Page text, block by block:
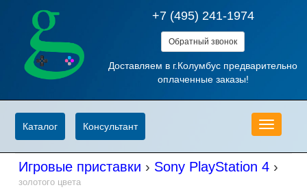
+7 (495) 241-1974
Обратный звонок
Доставляем в г.Колумбус предварительно
оплаченные заказы!
Меню
Каталог Консультант
Игровые приставки › Sony PlayStation 4 ›
золотого цвета